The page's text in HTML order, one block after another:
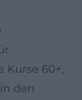
Kurse 60+,
den